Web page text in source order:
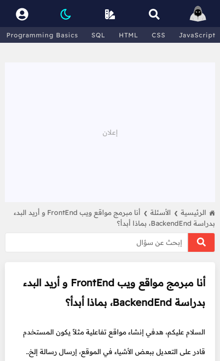
Programming Basics SQL HTML CSS JavaScript
الرئيسية ❯ الأسئلة ❯
أنا مبرمج مواقع ويب FrontEnd و أريد البدء
بدراسة BackendEnd، بماذا أبدأ؟
أنا مبرمج مواقع ويب FrontEnd و أريد البدء
بدراسة BackendEnd، بماذا أبدأ؟
السلام عليكم، هدفي إنشاء مواقع تفاعلية مثلاً يكون المستخدم
قادر على التعديل ببعض الأشياء في الموقع، إرسال رسالة إلخ..